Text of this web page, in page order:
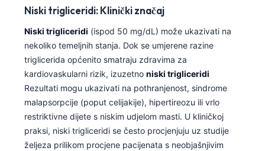
Niski trigliceridi: Klinički značaj
Niski trigliceridi (ispod 50 mg/dL) može ukazivati na
nekoliko temeljnih stanja. Dok se umjerene razine
triglicerida općenito smatraju zdravima za
kardiovaskularni rizik, izuzetno niski trigliceridi
Rezultati mogu ukazivati na pothranjenost, sindrome
malapsorpcije (poput celijakije), hipertireozu ili vrlo
restriktivne dijete s niskim udjelom masti. U kliničkoj
praksi, niski trigliceridi se često procjenjuju uz studije
željeza prilikom procjene pacijenata s neobjašnjivim
தமிழ்
ગુજરાતી
ಕನ್ನಡ
Bahasa Melayu
Tiếng Việt